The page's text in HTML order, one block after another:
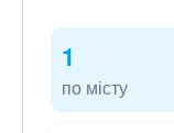
1
по місту